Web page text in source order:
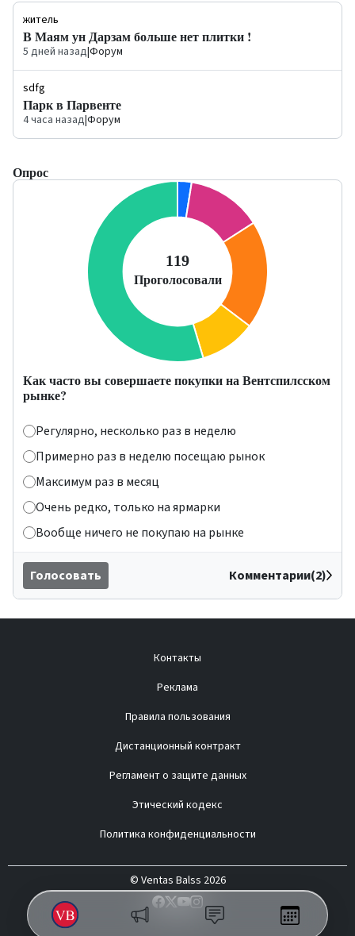
житель
В Маям ун Дарзам больше нет плитки !
5 дней назад|Форум
sdfg
Парк в Парвенте
4 часа назад|Форум
Опрос
Как часто вы совершаете покупки на Вентспилсском
рынке?
Регулярно, несколько раз в неделю
Примерно раз в неделю посещаю рынок
Максимум раз в месяц
Очень редко, только на ярмарки
Вообще ничего не покупаю на рынке
Голосовать Комментарии(2)
Контакты
Реклама
Правила пользования
Дистанционный контракт
Регламент о защите данных
Этический кодекс
Политика конфиденциальности
© Ventas Balss 2026